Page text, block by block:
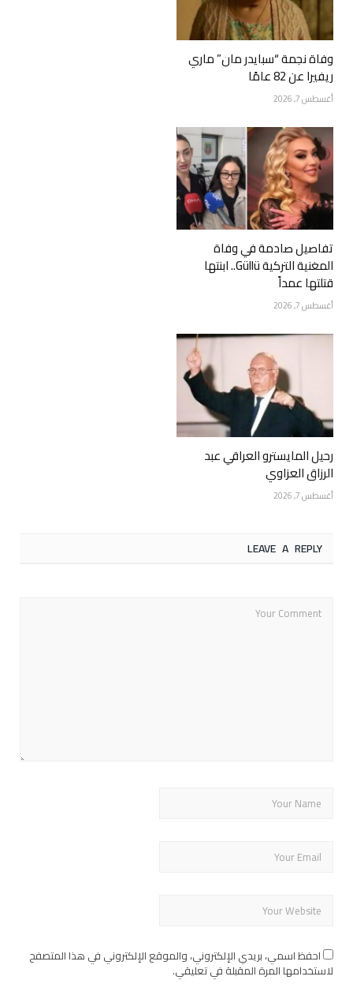
وفاة نجمة “سبايدر مان” ماري
ريفيرا عن 82 عامًا
أغسطس 7, 2026
تفاصيل صادمة في وفاة
المغنية التركية Güllü.. ابنتها
قتلتها عمداً
أغسطس 7, 2026
رحيل المايسترو العراقي عبد
الرزاق العزاوي
أغسطس 7, 2026
LEAVE A REPLY
احفظ اسمي، بريدي الإلكتروني، والموقع الإلكتروني في هذا المتصفح
لاستخدامها المرة المقبلة في تعليقي.